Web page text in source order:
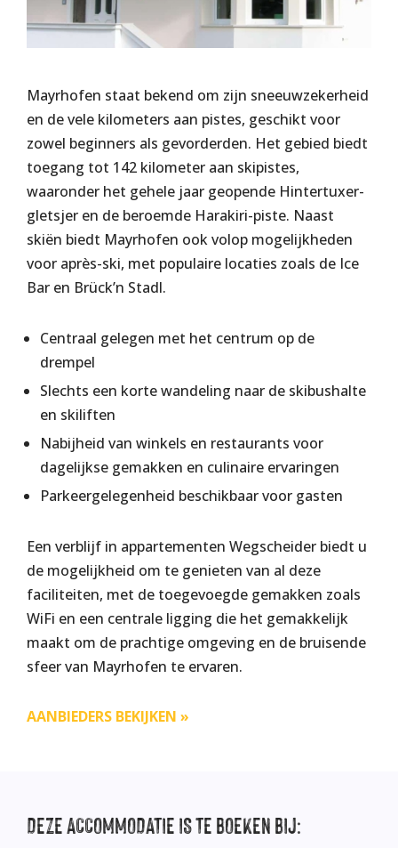
Mayrhofen staat bekend om zijn sneeuwzekerheid
en de vele kilometers aan pistes, geschikt voor
zowel beginners als gevorderden. Het gebied biedt
toegang tot 142 kilometer aan skipistes,
waaronder het gehele jaar geopende Hintertuxer-
gletsjer en de beroemde Harakiri-piste. Naast
skiën biedt Mayrhofen ook volop mogelijkheden
voor après-ski, met populaire locaties zoals de Ice
Bar en Brück’n Stadl.
Centraal gelegen met het centrum op de
drempel
Slechts een korte wandeling naar de skibushalte
en skiliften
Nabijheid van winkels en restaurants voor
dagelijkse gemakken en culinaire ervaringen
Parkeergelegenheid beschikbaar voor gasten
Een verblijf in appartementen Wegscheider biedt u
de mogelijkheid om te genieten van al deze
faciliteiten, met de toegevoegde gemakken zoals
WiFi en een centrale ligging die het gemakkelijk
maakt om de prachtige omgeving en de bruisende
sfeer van Mayrhofen te ervaren​​​.
AANBIEDERS BEKIJKEN »
DEZE ACCOMMODATIE IS TE BOEKEN BIJ: